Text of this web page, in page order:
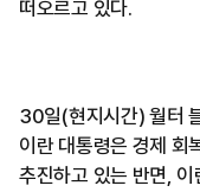
떠오르고 있다.
30일(현지시간) 월터
이란 대통령은 경제 회
추진하고 있는 반면,